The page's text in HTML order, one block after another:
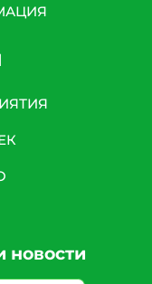
новости